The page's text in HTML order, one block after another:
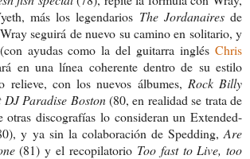
más los legendarios The Jordanairesde
seguirá de nuevo su camino en solitario, y
ayudas como la del guitarra inglés Chris
en una línea coherente dentro de su estilo
relieve, con los nuevos álbumes, Rock Billy
DJ Paradise Boston(80, en realidad se trata de
otras discografías lo consideran un Extended-
y ya sin la colaboración de Spedding,Are
(81) y el recopilatorio Too fast to Live, too